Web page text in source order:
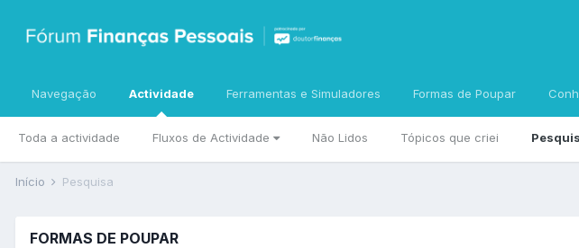
Navegação Actividade
Toda a actividade Fluxos de Actividade Não Lidos Tópicos que criei
Ferramentas e Simuladores Formas de Poupar
Início Pesquisa
FORMAS DE POUPAR